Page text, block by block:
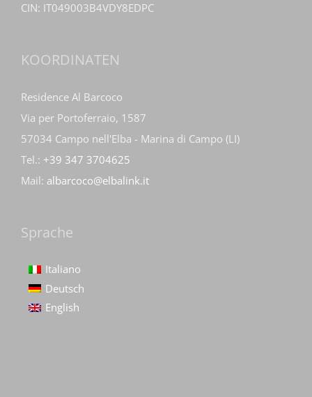
CIN: IT049003B4VDY8EDPC
KOORDINATEN
Residence Al Barcoco
Via per Portoferraio, 1587
57034 Campo nell'Elba - Marina di Campo (LI)
Tel.: +39 347 3704625
Mail: albarcoco@elbalink.it
Sprache
Italiano
Deutsch
English